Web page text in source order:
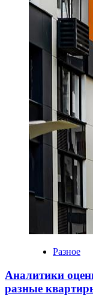
Разное
Аналитики
разные